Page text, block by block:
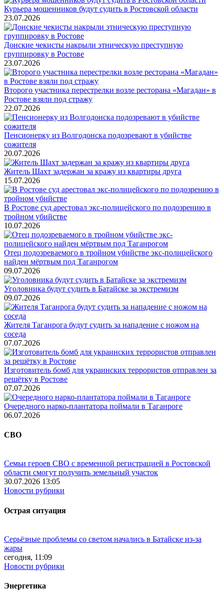
Курьера мошенников будут судить в Ростовской области
23.07.2026
Донские чекисты накрыли этническую преступную
группировку в Ростове
23.07.2026
Второго участника перестрелки возле ресторана «Магадан» в
Ростове взяли под стражу
22.07.2026
Пенсионерку из Волгодонска подозревают в убийстве
сожителя
20.07.2026
Житель Шахт задержан за кражу из квартиры друга
15.07.2026
В Ростове суд арестовал экс-полицейского по подозрению в
тройном убийстве
10.07.2026
Отец подозреваемого в тройном убийстве экс-полицейского
найден мёртвым под Таганрогом
09.07.2026
Уголовника будут судить в Батайске за экстремизм
09.07.2026
Жителя Таганрога будут судить за нападение с ножом на
соседа
07.07.2026
Изготовитель бомб для украинских террористов отправлен за
решётку в Ростове
07.07.2026
Очередного нарко-плантатора поймали в Таганроге
06.07.2026
СВО
Семьи героев СВО с временной регистрацией в Ростовской
области смогут получить земельный участок
30.07.2026 13:05
Новости рубрики
Острая ситуация
Серьёзные проблемы со светом начались в Батайске из-за
жары
сегодня, 11:09
Новости рубрики
Энергетика